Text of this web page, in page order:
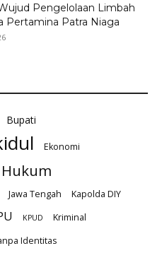
Pengelolaan Limbah
Pertamina Patra Niaga
Bupati
Ekonomi
Hukum
Jawa Tengah
Kapolda DIY
KPUD
Kriminal
Identitas